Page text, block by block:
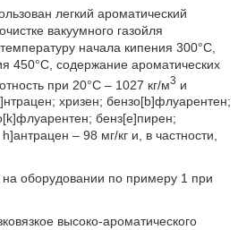
легкий ароматический
вакуумного газойля
начала кипения 300°С,
450°С, содержание ароматических
при 20°С – 1027 кг/м3 и
хризен; бензо[b]флуарентен;
бенз[е]пирен;
– 98 мг/кг и, в частности,
оборудовании по примеру 1 при
высоко-ароматического